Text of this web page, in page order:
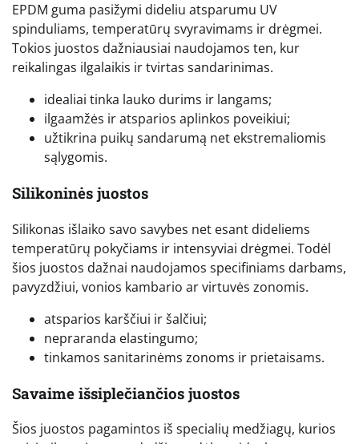
EPDM guma pasižymi dideliu atsparumu UV
spinduliams, temperatūrų svyravimams ir drėgmei.
Tokios juostos dažniausiai naudojamos ten, kur
reikalingas ilgalaikis ir tvirtas sandarinimas.
idealiai tinka lauko durims ir langams;
ilgaamžės ir atsparios aplinkos poveikiui;
užtikrina puikų sandarumą net ekstremaliomis
sąlygomis.
Silikoninės juostos
Silikonas išlaiko savo savybes net esant dideliems
temperatūrų pokyčiams ir intensyviai drėgmei. Todėl
šios juostos dažnai naudojamos specifiniams darbams,
pavyzdžiui, vonios kambario ar virtuvės zonomis.
atsparios karščiui ir šalčiui;
nepraranda elastingumo;
tinkamos sanitarinėms zonoms ir prietaisams.
Savaime išsiplečiančios juostos
Šios juostos pagamintos iš specialių medžiagų, kurios